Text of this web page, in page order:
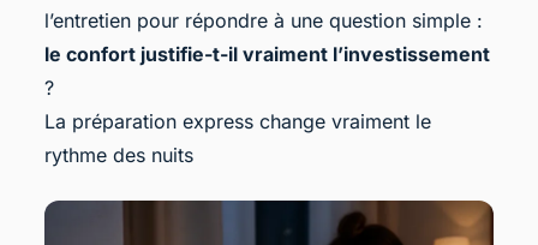
l’entretien pour répondre à une question simple :
le confort justifie-t-il vraiment l’investissement
?
La préparation express change vraiment le
rythme des nuits